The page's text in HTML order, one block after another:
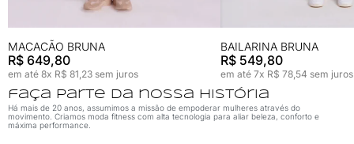
MACACÃO BRUNA
R$ 649,80
em até 8x R$ 81,23 sem juros
BAILARINA BRUNA
R$ 549,80
em até 7x R$ 78,54 sem juros
faça parte da nossa história
Há mais de 20 anos, assumimos a missão de empoderar mulheres através do
movimento. Criamos moda fitness com alta tecnologia para aliar beleza, conforto e
máxima performance.